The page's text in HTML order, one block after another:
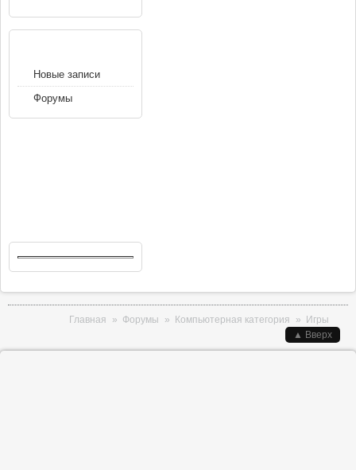
Новые записи
Форумы
Главная » Форумы » Компьютерная категория »
Игры
▲ Вверх